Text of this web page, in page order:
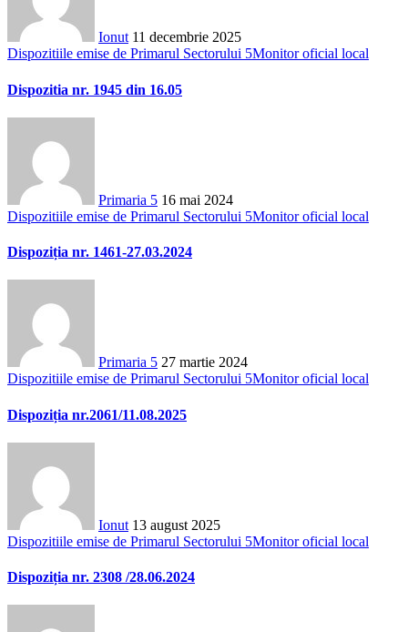
Ionut 11 decembrie 2025
Dispozitiile emise de Primarul Sectorului 5Monitor oficial local
Dispozitia nr. 1945 din 16.05
Primaria 5 16 mai 2024
Dispozitiile emise de Primarul Sectorului 5Monitor oficial local
Dispoziția nr. 1461-27.03.2024
Primaria 5 27 martie 2024
Dispozitiile emise de Primarul Sectorului 5Monitor oficial local
Dispoziția nr.2061/11.08.2025
Ionut 13 august 2025
Dispozitiile emise de Primarul Sectorului 5Monitor oficial local
Dispoziția nr. 2308 /28.06.2024